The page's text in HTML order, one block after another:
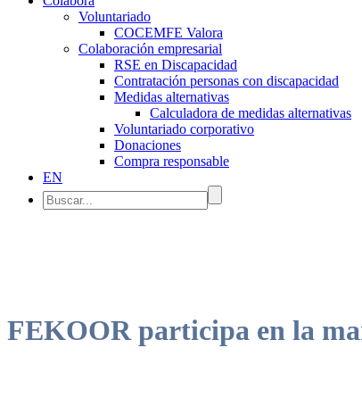
Voluntariado
COCEMFE Valora
Colaboración empresarial
RSE en Discapacidad
Contratación personas con discapacidad
Medidas alternativas
Calculadora de medidas alternativas
Voluntariado corporativo
Donaciones
Compra responsable
EN
FEKOOR participa en la